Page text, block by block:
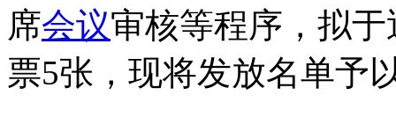
席会议审核等程序，拟
票5张，现将发放名单予